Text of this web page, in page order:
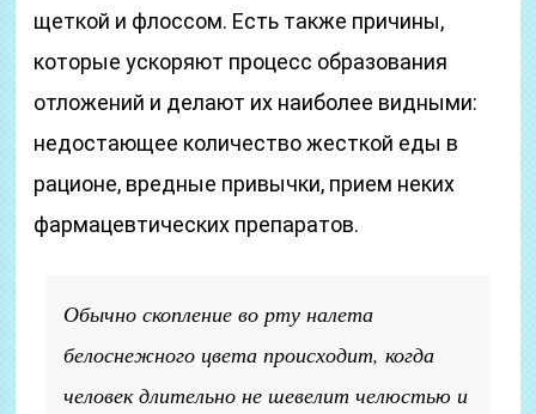
щеткой и флоссом. Есть также причины,
которые ускоряют процесс образования
отложений и делают их наиболее видными:
недостающее количество жесткой еды в
рационе, вредные привычки, прием неких
фармацевтических препаратов.
Обычно скопление во рту налета
белоснежного цвета происходит, когда
человек длительно не шевелит челюстью и